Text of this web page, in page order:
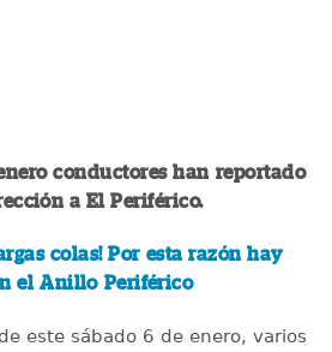
conductores han reportado
a El Periférico.
colas! Por esta razón hay
el Anillo Periférico
este sábado 6 de enero, varios